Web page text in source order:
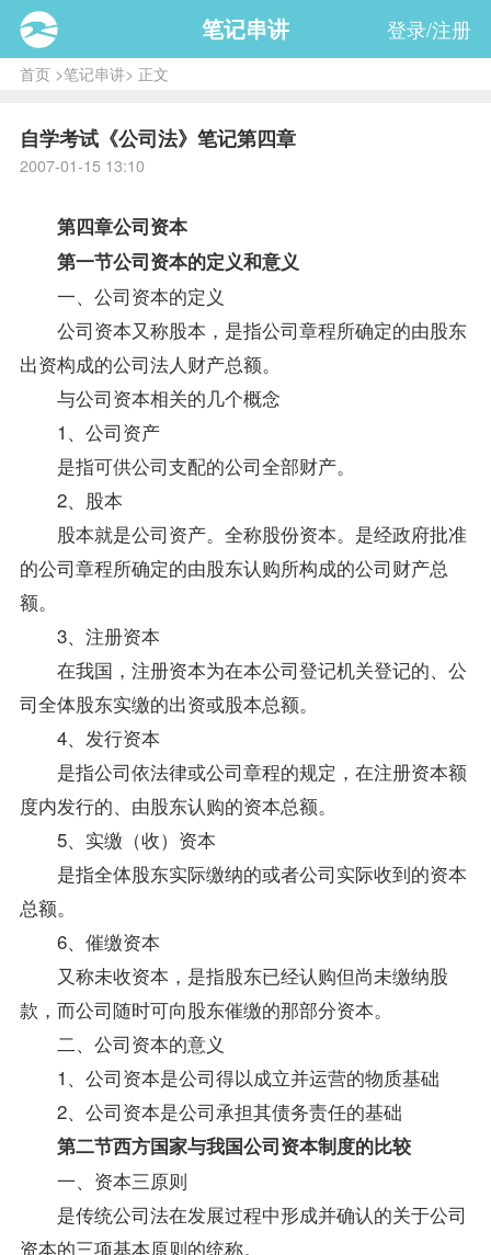
笔记串讲 登录/注册
首页>笔记串讲> 正文
自学考试《公司法》笔记第四章
2007-01-15 13:10
第四章公司资本
第一节公司资本的定义和意义
一、公司资本的定义
公司资本又称股本，是指公司章程所确定的由股东
出资构成的公司法人财产总额。
与公司资本相关的几个概念
1、公司资产
是指可供公司支配的公司全部财产。
2、股本
股本就是公司资产。全称股份资本。是经政府批准
的公司章程所确定的由股东认购所构成的公司财产总
额。
3、注册资本
在我国，注册资本为在本公司登记机关登记的、公
司全体股东实缴的出资或股本总额。
4、发行资本
是指公司依法律或公司章程的规定，在注册资本额
度内发行的、由股东认购的资本总额。
5、实缴（收）资本
是指全体股东实际缴纳的或者公司实际收到的资本
总额。
6、催缴资本
又称未收资本，是指股东已经认购但尚未缴纳股
款，而公司随时可向股东催缴的那部分资本。
二、公司资本的意义
1、公司资本是公司得以成立并运营的物质基础
2、公司资本是公司承担其债务责任的基础
第二节西方国家与我国公司资本制度的比较
一、资本三原则
是传统公司法在发展过程中形成并确认的关于公司
资本的三项基本原则的统称。